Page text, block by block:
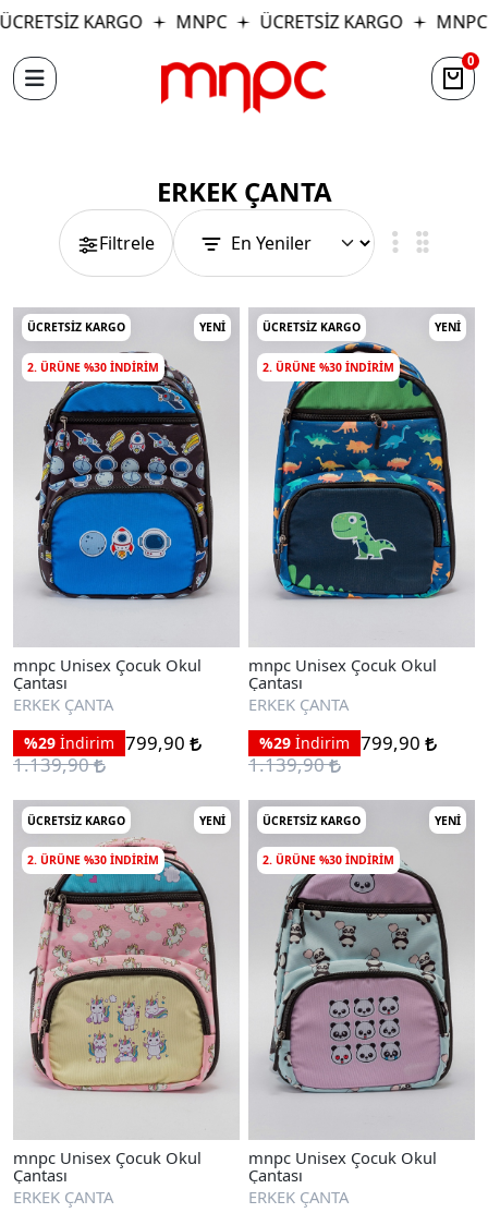
KARGO MNPC ÜCRETSİZ KARGO MNPC
0
ERKEK ÇANTA
Filtrele
ÜCRETSIZ KARGO YENI
2. ÜRÜNE %30 INDIRIM
mnpc Unisex Çocuk Okul
Çantası
ERKEK ÇANTA
%29 İndirim 799,90
1.139,90
ÜCRETSIZ KARGO YENI
2. ÜRÜNE %30 INDIRIM
mnpc Unisex Çocuk Okul
Çantası
ERKEK ÇANTA
%29 İndirim 799,90
1.139,90
ÜCRETSIZ KARGO YENI
2. ÜRÜNE %30 INDIRIM
mnpc Unisex Çocuk Okul
Çantası
ERKEK ÇANTA
ÜCRETSIZ KARGO YENI
2. ÜRÜNE %30 INDIRIM
mnpc Unisex Çocuk Okul
Çantası
ERKEK ÇANTA